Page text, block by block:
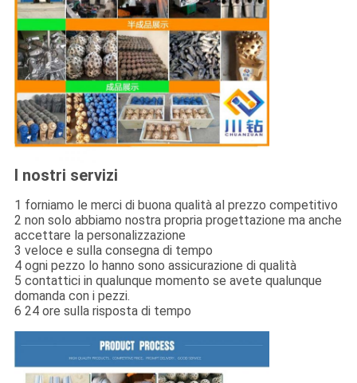
I nostri servizi
1 forniamo le merci di buona qualità al prezzo competitivo
2 non solo abbiamo nostra propria progettazione ma anche
accettare la personalizzazione
3 veloce e sulla consegna di tempo
4 ogni pezzo lo hanno sono assicurazione di qualità
5 contattici in qualunque momento se avete qualunque
domanda con i pezzi.
6 24 ore sulla risposta di tempo